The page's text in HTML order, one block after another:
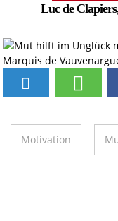
Luc de
Motivation